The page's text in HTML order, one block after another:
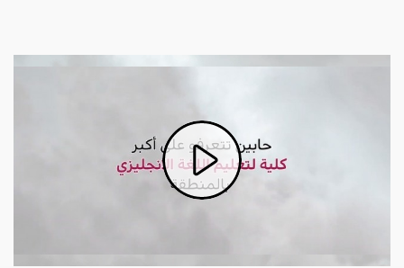
Play